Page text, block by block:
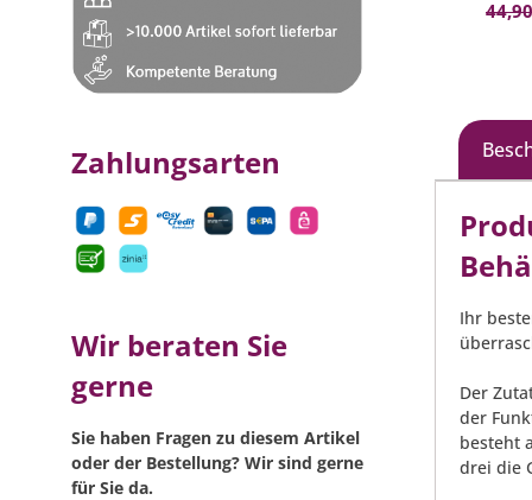
Zahlungsarten
Wir beraten Sie
gerne
Sie haben Fragen zu diesem Artikel
oder der Bestellung? Wir sind gerne
für Sie da.
inkl.
Ihr
Der
der
besteht
drei die